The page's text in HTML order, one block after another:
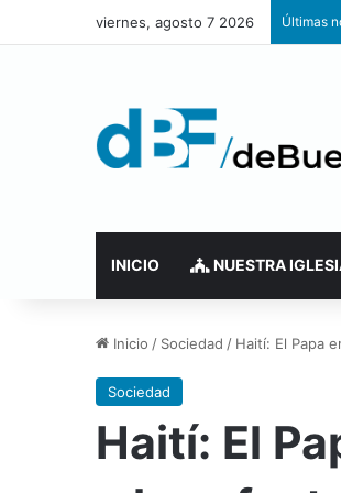
viernes, agosto 7 2026 Últimas
INICIO NUESTRA
Inicio / Sociedad / Haití: El Papa
Sociedad
Haití: El